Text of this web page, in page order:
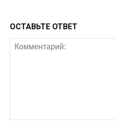
ОСТАВЬТЕ ОТВЕТ